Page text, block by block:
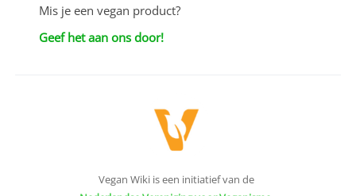
Mis je een vegan product?
Geef het aan ons door!
Vegan Wiki is een initiatief van de